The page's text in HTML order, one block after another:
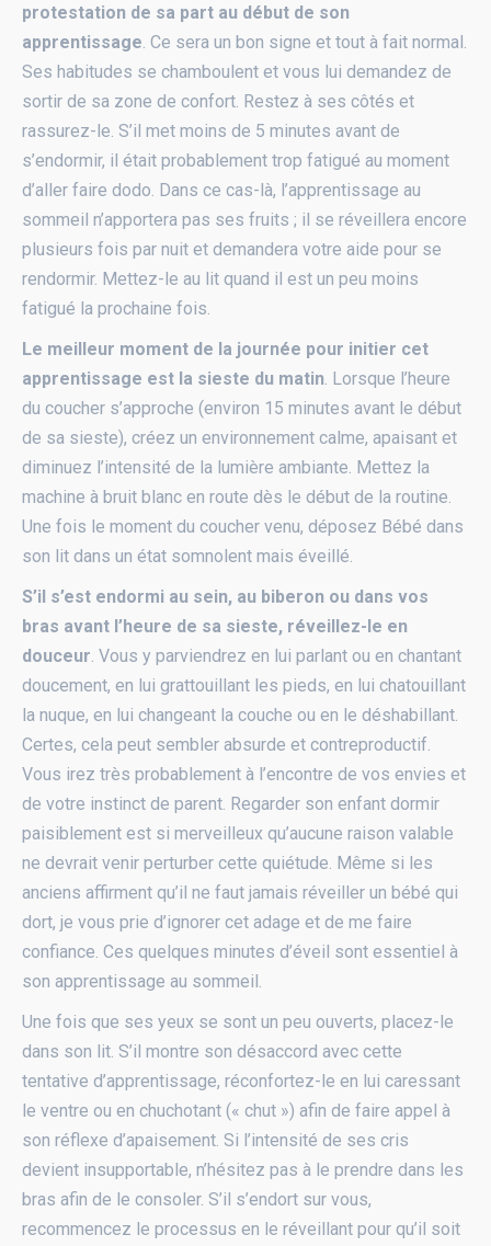
protestation de sa part au début de son
apprentissage. Ce sera un bon signe et tout à fait normal.
Ses habitudes se chamboulent et vous lui demandez de
sortir de sa zone de confort. Restez à ses côtés et
rassurez-le. S’il met moins de 5 minutes avant de
s’endormir, il était probablement trop fatigué au moment
d’aller faire dodo. Dans ce cas-là, l’apprentissage au
sommeil n’apportera pas ses fruits ; il se réveillera encore
plusieurs fois par nuit et demandera votre aide pour se
rendormir. Mettez-le au lit quand il est un peu moins
fatigué la prochaine fois.
Le meilleur moment de la journée pour initier cet
apprentissage est la sieste du matin. Lorsque l’heure
du coucher s’approche (environ 15 minutes avant le début
de sa sieste), créez un environnement calme, apaisant et
diminuez l’intensité de la lumière ambiante. Mettez la
machine à bruit blanc en route dès le début de la routine.
Une fois le moment du coucher venu, déposez Bébé dans
son lit dans un état somnolent mais éveillé.
S’il s’est endormi au sein, au biberon ou dans vos
bras avant l’heure de sa sieste, réveillez-le en
douceur. Vous y parviendrez en lui parlant ou en chantant
doucement, en lui grattouillant les pieds, en lui chatouillant
la nuque, en lui changeant la couche ou en le déshabillant.
Certes, cela peut sembler absurde et contreproductif.
Vous irez très probablement à l’encontre de vos envies et
de votre instinct de parent. Regarder son enfant dormir
paisiblement est si merveilleux qu’aucune raison valable
ne devrait venir perturber cette quiétude. Même si les
anciens affirment qu’il ne faut jamais réveiller un bébé qui
dort, je vous prie d’ignorer cet adage et de me faire
confiance. Ces quelques minutes d’éveil sont essentiel à
son apprentissage au sommeil.
Une fois que ses yeux se sont un peu ouverts, placez-le
dans son lit. S’il montre son désaccord avec cette
tentative d’apprentissage, réconfortez-le en lui caressant
le ventre ou en chuchotant (« chut ») afin de faire appel à
son réflexe d’apaisement. Si l’intensité de ses cris
devient insupportable, n’hésitez pas à le prendre dans les
bras afin de le consoler. S’il s’endort sur vous,
recommencez le processus en le réveillant pour qu’il soit